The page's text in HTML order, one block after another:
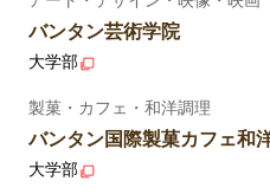
バンタン芸術学院
大学部
製菓・カフェ・和洋調理
バンタン国際製菓カフェ和
大学部